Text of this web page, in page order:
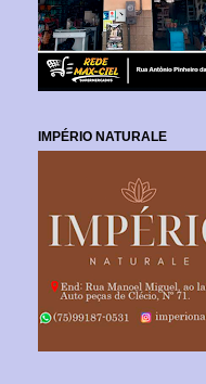
IMPÉRIO NATURALE